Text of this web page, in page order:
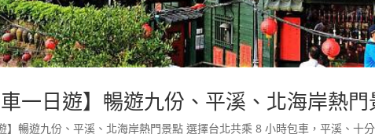
車一日遊】暢遊九份、平溪、北海岸熱門
】暢遊九份、平溪、北海岸熱門景點 選擇台北共乘 8 小時包車，平溪、十